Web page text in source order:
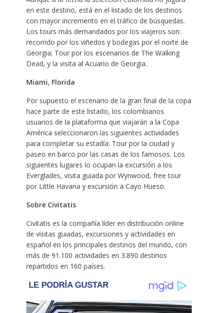
en este destino, está en el listado de los destinos
con mayor incremento en el tráfico de búsquedas.
Los tours más demandados por los viajeros son:
recorrido por los viñedos y bodegas por el norte de
Georgia; Tour por los escenarios de The Walking
Dead, y la visita al Acuario de Georgia.
Miami, Florida
Por supuesto el escenario de la gran final de la copa
hace parte de este listado, los colombianos
usuarios de la plataforma que viajarán a la Copa
América seleccionaron las siguientes actividades
para completar su estadía: Tour por la ciudad y
paseo en barco por las casas de los famosos. Los
siguientes lugares lo ocupan la excursión a los
Everglades, visita guiada por Wynwood, free tour
por Little Havana y excursión a Cayo Hueso.
Sobre Civitatis
Civitatis es la compañía líder en distribución online
de visitas guiadas, excursiones y actividades en
español en los principales destinos del mundo, con
más de 91.100 actividades en 3.890 destinos
repartidos en 160 países.